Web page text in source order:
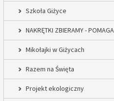
Szkoła Giżyce
NAKRĘTKI ZBIERAMY -
Mikołajki w Giżycach
Razem na Święta
Projekt ekologiczny